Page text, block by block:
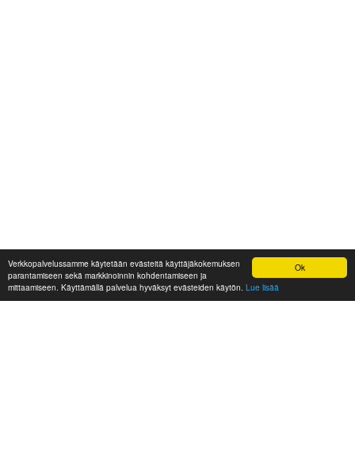
Ok
Verkkopalvelussamme käytetään evästeitä käyttäjäkokemuksen
parantamiseen sekä markkinoinnin kohdentamiseen ja
mittaamiseen. Käyttämällä palvelua hyväksyt evästeiden käytön. Lue lisää